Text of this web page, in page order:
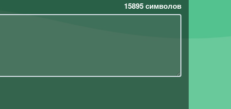
15895символов